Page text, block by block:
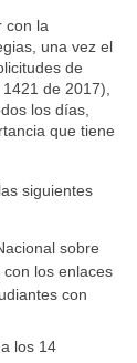
con la
una vez el
de
de 2017),
los días,
que tiene
siguientes
sobre
los enlaces
con
los 14